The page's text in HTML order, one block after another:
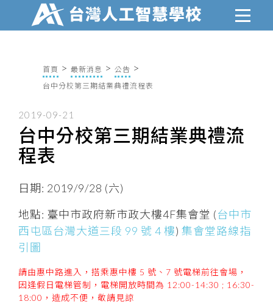
首頁 最新消息
公告
台中分校第三期結業典禮流程表
2019-09-21
台中分校第三期結業典禮流
程表
日期: 2019/9/28 (六)
地點: 臺中市政府新市政大樓4F集會堂 (台中市
西屯區台灣大道三段 99 號 4 樓) 集會堂路線指
引圖
請由惠中路進入，搭乘惠中樓 5 號、7 號電梯前往會場，
因逢假日電梯管制，電梯開放時間為 12:00-14:30 ; 16:30-
18:00，造成不便，敬請見諒